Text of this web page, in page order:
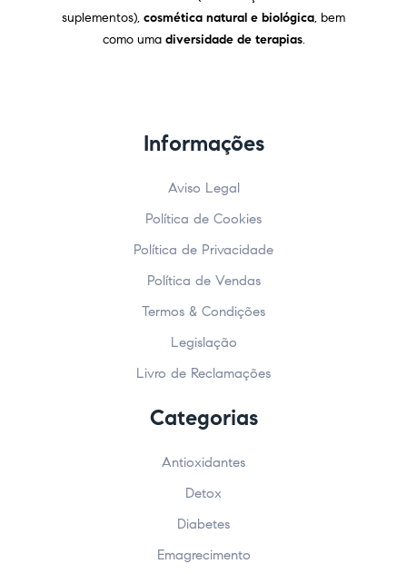
suplementos), cosmética natural e biológica, bem
como uma diversidade de terapias.
Informações
Aviso Legal
Política de Cookies
Política de Privacidade
Política de Vendas
Termos & Condições
Legislação
Livro de Reclamações
Categorias
Antioxidantes
Detox
Diabetes
Emagrecimento